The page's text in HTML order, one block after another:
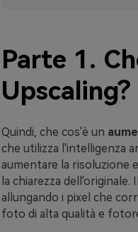
Parte 1.
Upscaling?
Quindi, che cos'è un
che utilizza l'intelligenza
aumentare la risoluzione
la chiarezza
allungando i pixel che
foto di alta qualità e